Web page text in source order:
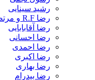
رشید سینایی
رضا R.F و مرتضی اوژن
رضا آقابابایی
رضا احسانی
رضا احمدی
رضا اکبری
رضا بهاری
رضا بیدرام